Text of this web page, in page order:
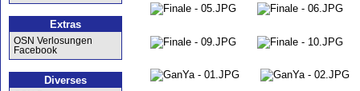
Extras
OSN Verlosungen
Facebook
Diverses